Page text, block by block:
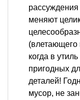
меняют
(влетающего
когда в
пригодных
деталей!
мусор, не